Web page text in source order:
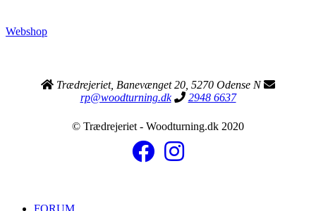
Webshop
Trædrejeriet, Banevænget 20, 5270 Odense N
rp@woodturning.dk
2948 6637
© Trædrejeriet - Woodturning.dk 2020